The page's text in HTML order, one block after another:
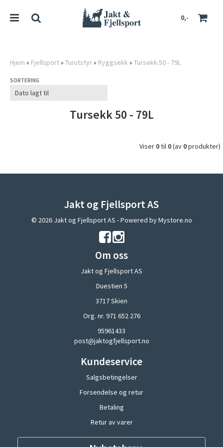
0,-
Hjem » Fjellsport» Turutstyr» Ryggsekk » Tursekk 50 - 79L
SORTERING
Tursekk 50 - 79L
Viser 0til 0(av 0produkter)
Jakt og Fjellsport AS
© 2026 Jakt og Fjellsport AS - Powered byMystore.no
Om oss
Jakt og Fjellsport AS
Duestien 5
3717 Skien
Org. nr. 971 652 276
95961433
post@jaktogfjellsport.no
Kundeservice
Salgsbetingelser
Forsendelse og retur
Betaling
Retur av varer